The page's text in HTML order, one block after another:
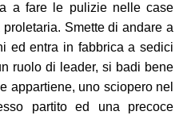
a fare le pulizie nelle case
Smette di andare a
ed entra in fabbrica a sedici
ruolo di leader, si badi bene
appartiene, uno sciopero nel
partito ed una precoce